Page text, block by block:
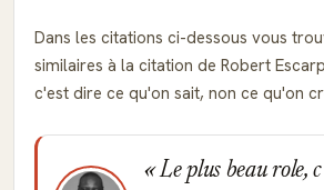
Dans les citations ci-dessous vous
similaires à la citation de Robert
c'est dire ce qu'on sait, non ce qu'on
Le plus beau role,